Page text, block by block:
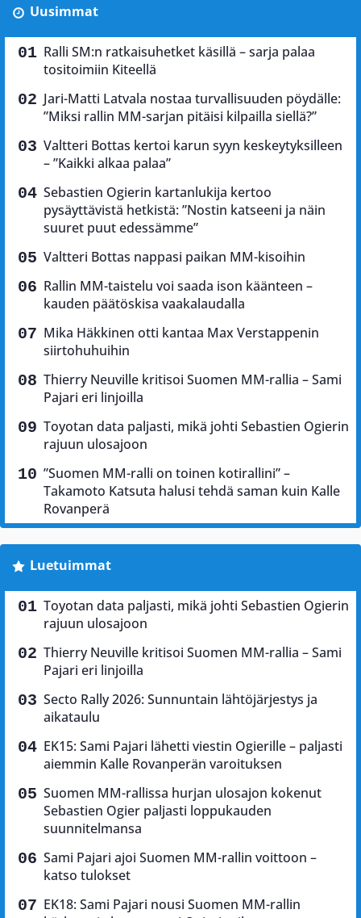
Uusimmat
Ralli SM:n ratkaisuhetket käsillä – sarja palaa
tositoimiin Kiteellä
Jari-Matti Latvala nostaa turvallisuuden pöydälle:
”Miksi rallin MM-sarjan pitäisi kilpailla siellä?”
Valtteri Bottas kertoi karun syyn keskeytyksilleen
– ”Kaikki alkaa palaa”
Sebastien Ogierin kartanlukija kertoo
pysäyttävistä hetkistä: ”Nostin katseeni ja näin
suuret puut edessämme”
Valtteri Bottas nappasi paikan MM-kisoihin
Rallin MM-taistelu voi saada ison käänteen –
kauden päätöskisa vaakalaudalla
Mika Häkkinen otti kantaa Max Verstappenin
siirtohuhuihin
Thierry Neuville kritisoi Suomen MM-rallia – Sami
Pajari eri linjoilla
Toyotan data paljasti, mikä johti Sebastien Ogierin
rajuun ulosajoon
”Suomen MM-ralli on toinen kotirallini” –
Takamoto Katsuta halusi tehdä saman kuin Kalle
Rovanperä
Luetuimmat
Toyotan data paljasti, mikä johti Sebastien Ogierin
rajuun ulosajoon
Thierry Neuville kritisoi Suomen MM-rallia – Sami
Pajari eri linjoilla
Secto Rally 2026: Sunnuntain lähtöjärjestys ja
aikataulu
EK15: Sami Pajari lähetti viestin Ogierille – paljasti
aiemmin Kalle Rovanperän varoituksen
Suomen MM-rallissa hurjan ulosajon kokenut
Sebastien Ogier paljasti loppukauden
suunnitelmansa
Sami Pajari ajoi Suomen MM-rallin voittoon –
katso tulokset
EK18: Sami Pajari nousi Suomen MM-rallin